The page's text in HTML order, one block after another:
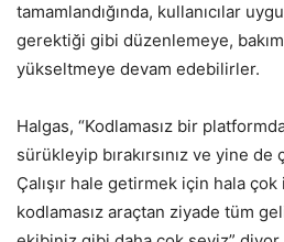
tamamlandığında, kullanıcılar
gerektiği gibi düzenlemeye,
yükseltmeye devam edebilirler.
Halgas, “Kodlamasız bir
sürükleyip bırakırsınız ve yine
Çalışır hale getirmek için hala
kodlamasız araçtan ziyade tüm